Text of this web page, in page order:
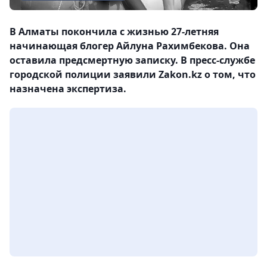
В Алматы покончила с жизнью 27-летняя
начинающая блогер Айлуна Рахимбекова. Она
оставила предсмертную записку. В пресс-службе
городской полиции заявили Zakon.kz о том, что
назначена экспертиза.